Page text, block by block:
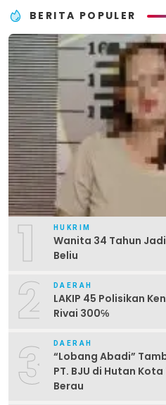
BERITA POPULER
1 HUKRIM
Wanita 34 Tahun
Beliu
2 DAERAH
LAKIP 45 Polisikan
Rivai 300℅
3 DAERAH
“Lobang Abadi”
PT. BJU di Hutan
Berau